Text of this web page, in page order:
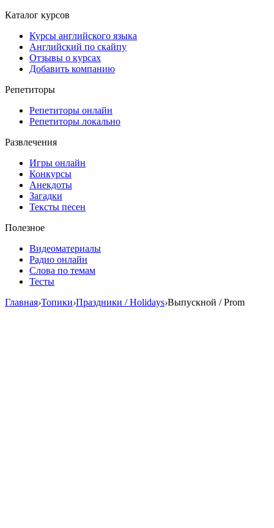
Каталог курсов
Курсы английского языка
Английский по скайпу
Отзывы о курсах
Добавить компанию
Репетиторы
Репетиторы онлайн
Репетиторы локально
Развлечения
Игры онлайн
Конкурсы
Анекдоты
Загадки
Тексты песен
Полезное
Видеоматериалы
Радио онлайн
Слова по темам
Тесты
Главная›Топики›Праздники / Holidays›Выпускной / Prom